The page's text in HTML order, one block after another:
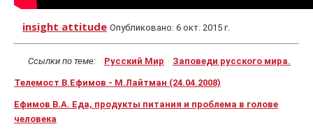
insight attitude Опубликовано: 6 окт. 2015 г.
Ссылки по теме: Русский Мир Заповеди русского мира.
Телемост В.Ефимов - М.Лайтман (24.04.2008)
Ефимов В.А. Еда, продукты питания и проблема в голове
человека